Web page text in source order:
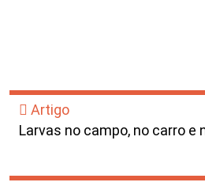
Artigo
Larvas no campo, no carro e